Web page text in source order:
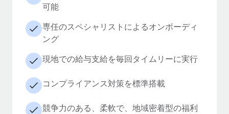
可能
専任のスペシャリストによるオンボーディ
ング
現地での給与支給を毎回タイムリーに実行
コンプライアンス対策を標準搭載
競争力のある、柔軟で、地域密着型の福利